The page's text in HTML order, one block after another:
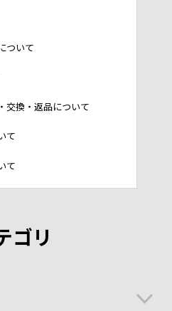
ついて
交換・返品について
て
て
ゴリ